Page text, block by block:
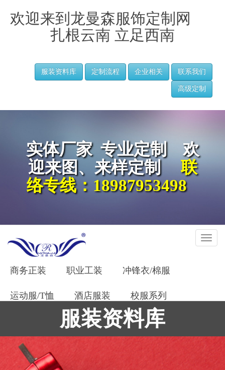
欢迎来到龙曼森服饰定制网
扎根云南 立足西南
服装资料库 定制流程 企业相关 联系我们
高级定制
实体厂家 专业定制 欢
迎来图、来样定制联
络专线： 18987953498
商务正装 职业工装 冲锋衣/棉服
运动服/T恤 酒店服装 校服系列
服装资料库